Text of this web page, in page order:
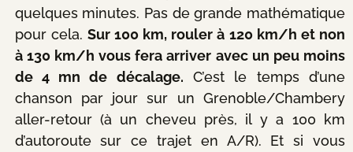
quelques minutes. Pas de grande mathématique
pour cela. Sur 100 km, rouler à 120 km/h et non
à 130 km/h vous fera arriver avec un peu moins
de 4 mn de décalage. C’est le temps d’une
chanson par jour sur un Grenoble/Chambery
aller-retour (à un cheveu près, il y a 100 km
d’autoroute sur ce trajet en A/R). Et si vous